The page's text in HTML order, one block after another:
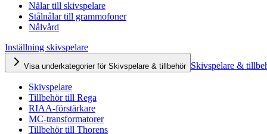
Nålar till skivspelare
Stålnålar till grammofoner
Nålvård
Inställning skivspelare
Visa underkategorier för Skivspelare & tillbehör Skivspelare &
Skivspelare
Tillbehör till Rega
RIAA-förstärkare
MC-transformatorer
Tillbehör till Thorens